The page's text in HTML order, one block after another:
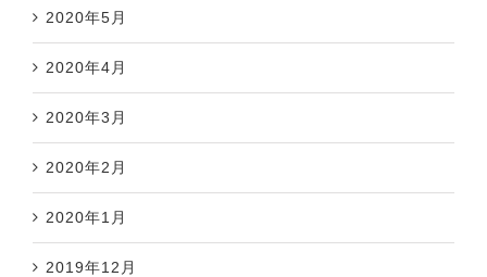
2020年5月
2020年4月
2020年3月
2020年2月
2020年1月
2019年12月